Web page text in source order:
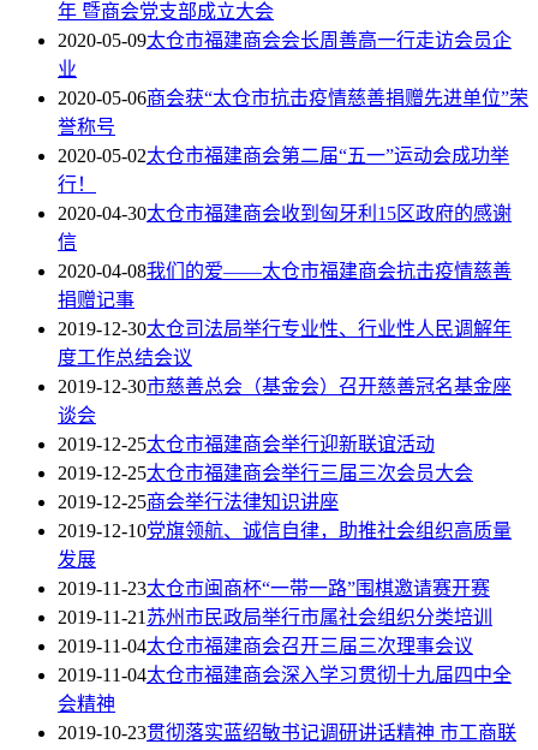
年 暨商会党支部成立大会
2020-05-09太仓市福建商会会长周善高一行走访会员企
业
2020-05-06商会获“太仓市抗击疫情慈善捐赠先进单位”荣
誉称号
2020-05-02太仓市福建商会第二届“五一”运动会成功举
行！
2020-04-30太仓市福建商会收到匈牙利15区政府的感谢
信
2020-04-08我们的爱——太仓市福建商会抗击疫情慈善
捐赠记事
2019-12-30太仓司法局举行专业性、行业性人民调解年
度工作总结会议
2019-12-30市慈善总会（基金会）召开慈善冠名基金座
谈会
2019-12-25太仓市福建商会举行迎新联谊活动
2019-12-25太仓市福建商会举行三届三次会员大会
2019-12-25商会举行法律知识讲座
2019-12-10党旗领航、诚信自律，助推社会组织高质量
发展
2019-11-23太仓市闽商杯“一带一路”围棋邀请赛开赛
2019-11-21苏州市民政局举行市属社会组织分类培训
2019-11-04太仓市福建商会召开三届三次理事会议
2019-11-04太仓市福建商会深入学习贯彻十九届四中全
会精神
2019-10-23贯彻落实蓝绍敏书记调研讲话精神 市工商联